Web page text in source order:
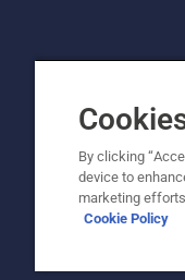
©
Політика
By clicking
device to
marketing
Cookie Policy